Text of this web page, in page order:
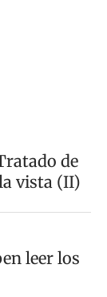
de
vista (II)
leer los